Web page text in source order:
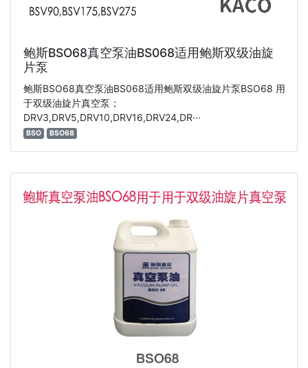
鲍斯BSO68真空泵油BS068适用鲍斯双级油旋
片泵
鲍斯BSO68真空泵油BS068适用鲍斯双级油旋片泵BSO68 用
于双级油旋片真空泵；
DRV3,DRV5,DRV10,DRV16,DRV24,DR···
BSO BSO68